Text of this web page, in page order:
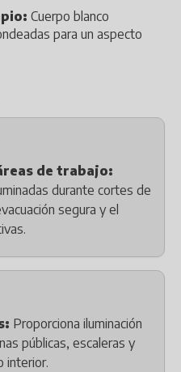
Cuerpo blanco
para un aspecto
de trabajo:
durante cortes de
segura y el
Proporciona iluminación
públicas, escaleras y
interior.